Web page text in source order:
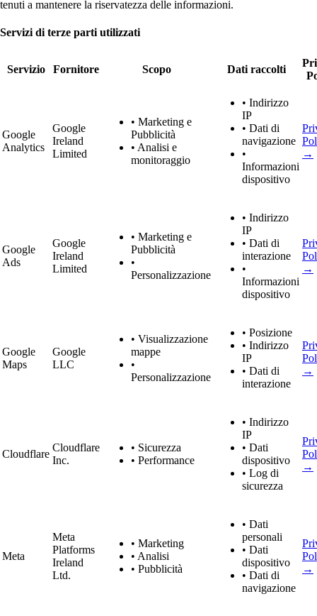
tenuti a mantenere la riservatezza delle informazioni.
Servizi di terze parti utilizzati
Servizio Fornitore Scopo Dati raccolti
Google
Analytics
Google
Ireland
Limited
• Marketing e
Pubblicità
• Analisi e
monitoraggio
• Indirizzo
IP
• Dati di
navigazione
•
Informazioni
dispositivo
→
Google
Ads
Google
Ireland
Limited
• Marketing e
Pubblicità
•
Personalizzazione
• Indirizzo
IP
• Dati di
interazione
•
Informazioni
dispositivo
→
Google
Maps
Google
LLC
• Visualizzazione
mappe
•
Personalizzazione
• Posizione
• Indirizzo
IP
• Dati di
interazione
→
Cloudflare
Cloudflare
Inc.
• Sicurezza
• Performance
• Indirizzo
IP
• Dati
dispositivo
• Log di
sicurezza
→
Meta
Meta
Platforms
Ireland
Ltd.
• Marketing
• Analisi
• Pubblicità
• Dati
personali
• Dati
dispositivo
• Dati di
navigazione
→